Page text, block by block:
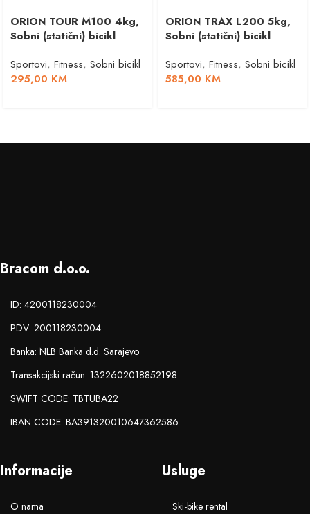
ORION TOUR M100 4kg,
Sobni (statični) bicikl
Sportovi, Fitness, Sobni bicikl
295,00 KM
ORION TRAX L200 5kg,
Sobni (statični) bicikl
Sportovi, Fitness, Sobni bicikl
585,00 KM
Bracom d.o.o.
ID: 4200118230004
PDV: 200118230004
Banka: NLB Banka d.d. Sarajevo
Transakcijski račun: 1322602018852198
SWIFT CODE: TBTUBA22
IBAN CODE: BA391320010647362586
Informacije
O nama
Usluge
Ski-bike rental